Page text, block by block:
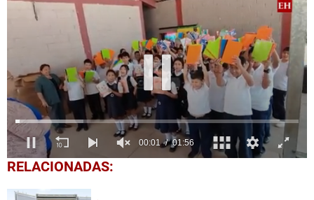
0
seconds
RELACIONADAS: